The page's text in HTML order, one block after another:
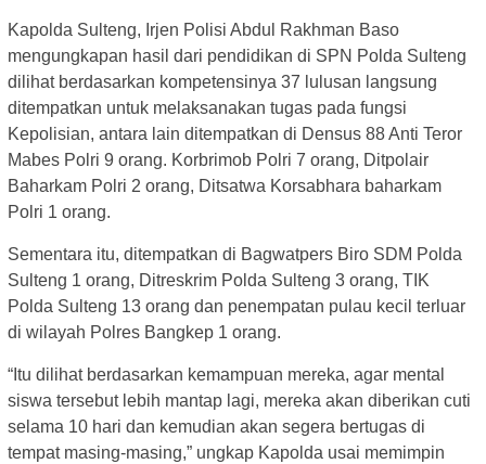
Kapolda Sulteng, Irjen Polisi Abdul Rakhman Baso
mengungkapan hasil dari pendidikan di SPN Polda Sulteng
dilihat berdasarkan kompetensinya 37 lulusan langsung
ditempatkan untuk melaksanakan tugas pada fungsi
Kepolisian, antara lain ditempatkan di Densus 88 Anti Teror
Mabes Polri 9 orang. Korbrimob Polri 7 orang, Ditpolair
Baharkam Polri 2 orang, Ditsatwa Korsabhara baharkam
Polri 1 orang.
Sementara itu, ditempatkan di Bagwatpers Biro SDM Polda
Sulteng 1 orang, Ditreskrim Polda Sulteng 3 orang, TIK
Polda Sulteng 13 orang dan penempatan pulau kecil terluar
di wilayah Polres Bangkep 1 orang.
“Itu dilihat berdasarkan kemampuan mereka, agar mental
siswa tersebut lebih mantap lagi, mereka akan diberikan cuti
selama 10 hari dan kemudian akan segera bertugas di
tempat masing-masing,” ungkap Kapolda usai memimpin